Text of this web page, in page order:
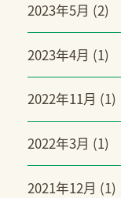
2023年5月 (2)
2023年4月 (1)
2022年11月 (1)
2022年3月 (1)
2021年12月 (1)